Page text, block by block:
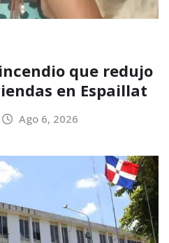
que redujo
en Espaillat
Ago 6, 2026